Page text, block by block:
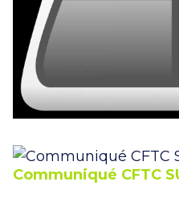
Communiqué CFTC